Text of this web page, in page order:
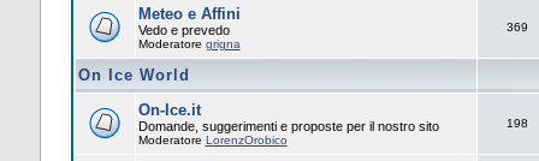
Meteo e Affini
Vedo e prevedo
Moderatore grigna
369
On Ice World
On-Ice.it
Domande, suggerimenti e proposte per il nostro sito
Moderatore LorenzOrobico
198